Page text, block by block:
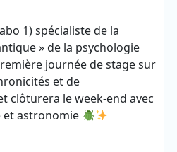
1) spécialiste de la
» de la psychologie
journée de stage sur
et de
clôturera le week-end avec
et astronomie